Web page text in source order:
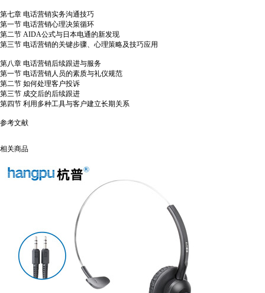
第七章 电话营销实务沟通技巧
第一节 电话营销心理决策循环
第二节 AIDA公式与日本电通的新发现
第三节 电话营销的关键步骤、心理策略及技巧应用
第八章 电话营销后续跟进与服务
第一节 电话营销人员的素质与礼仪规范
第二节 如何处理客户投诉
第三节 成交后的后续跟进
第四节 利用多种工具与客户建立长期关系
参考文献
相关商品